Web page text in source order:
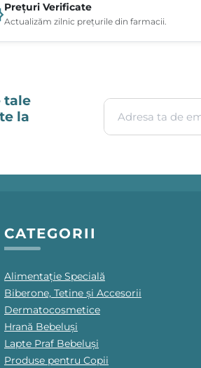
Prețuri Verificate
Actualizăm zilnic prețurile din farmacii.
tale
la
Adresa ta de email
CATEGORII
Alimentație Specială
Biberone, Tetine și Accesorii
Dermatocosmetice
Hrană Bebeluși
Lapte Praf Bebeluși
Produse pentru Copii